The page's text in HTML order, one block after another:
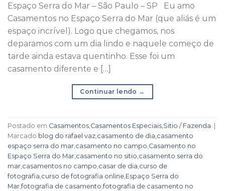
Espaço Serra do Mar – São Paulo – SP Eu amo
Casamentos no Espaço Serra do Mar (que aliás é um
espaço incrível). Logo que chegamos, nos
deparamos com um dia lindo e naquele começo de
tarde ainda estava quentinho. Esse foi um
casamento diferente e […]
Continuar lendo →
Postado em Casamentos,Casamentos Especiais,Sitio / Fazenda
Marcado blog do rafael vaz,casamento de dia,casamento
espaço serra do mar,casamento no campo,Casamento no
Espaço Serra do Mar,casamento no sitio,casamento serra do
mar,casamentos no campo,casar de dia,curso de
fotografia,curso de fotografia online,Espaço Serra do
Mar,fotografia de casamento,fotografia de casamento no